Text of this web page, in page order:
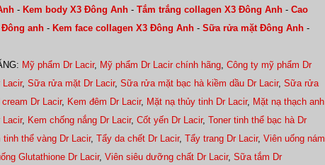
- Kem body X3 Đông Anh - Tắm trắng collagen X3 Đông Anh - Cao
Đông anh - Kem face collagen X3 Đông Anh - Sữa rửa mặt Đông Anh -
Mỹ phẩm Dr Lacir, Mỹ phẩm Dr Lacir chính hãng Công ty mỹ phẩm Dr
Lacir, Sữa rửa mặt Dr Lacir, Sữa rửa mặt bạc hà kiềm dầu Dr Lacir, Sữa rửa
Dr Lacir, Kem đêm Dr Lacir, Mặt nạ thủy tinh Dr Lacir, Mặt nạ thạch anh
Lacir, Kem chống nắng Dr Lacir, Cốt yến Dr Lacir, Toner tinh thể bạc hà Dr
tinh thể vàng Dr Lacir, Tẩy da chết Dr Lacir, Tẩy trang Dr Lacir, Viên uống nám
Glutathione Dr Lacir, Viên siêu dưỡng chất Dr Lacir, Sữa tắm Dr